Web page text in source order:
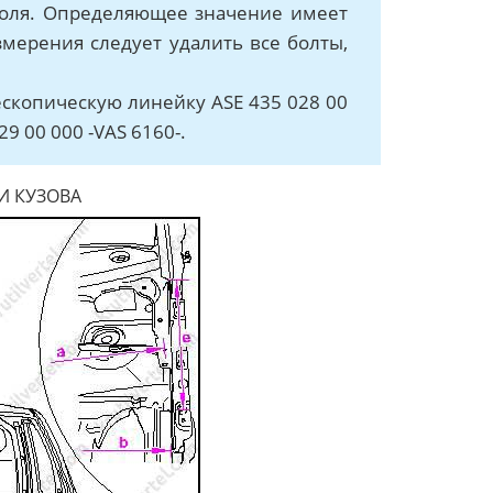
Определяющее значение имеет
следует удалить все болты,
линейку ASE 435 028 00
00 000 -VAS 6160-.
КУЗОВА